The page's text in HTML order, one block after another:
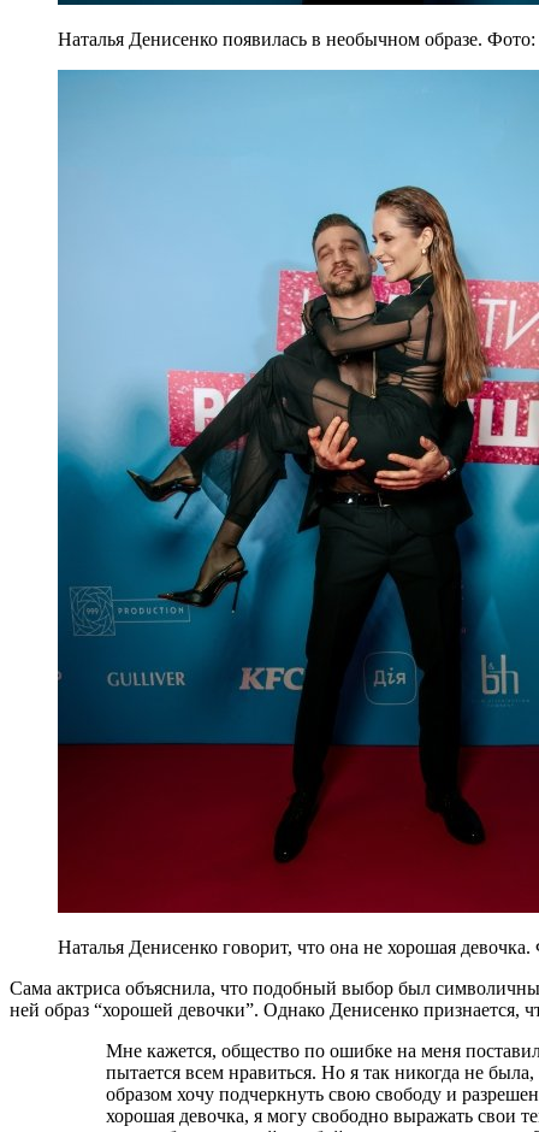
Наталья Денисенко появилась в необычном образе.
Наталья Денисенко говорит, что она не хорошая
Сама актриса объяснила, что подобный выбор был
ней образ “хорошей девочки”. Однако Денисенко признается,
Мне кажется, общество по ошибке на меня поставило образ “хорошей девочки”, которая
пытается всем нравиться. Но я так никогда не
образом хочу подчеркнуть свою свободу и
хорошая девочка, я могу свободно выражать свои